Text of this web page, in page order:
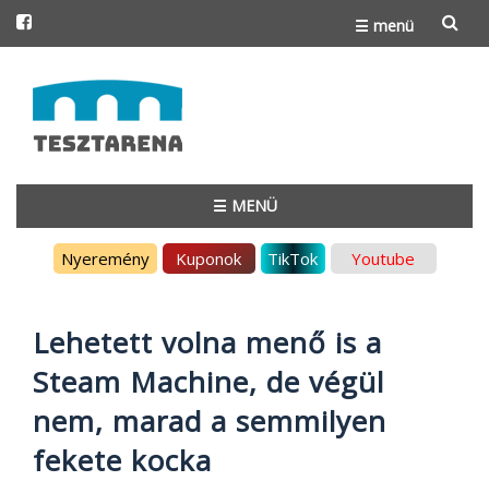
☰ menü
to
content
☰ MENÜ
Nyeremény Kuponok TikTok Youtube
Lehetett volna menő is a
Steam Machine, de végül
nem, marad a semmilyen
fekete kocka